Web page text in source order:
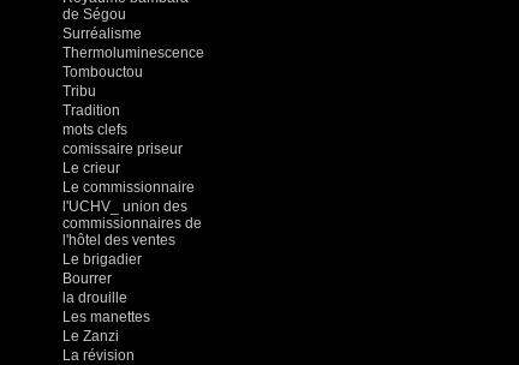
de Ségou
Surréalisme
Thermoluminescence
Tombouctou
Tribu
Tradition
mots clefs
comissaire priseur
Le crieur
Le commissionnaire
l'UCHV_ union des
commissionnaires de
l'hôtel des ventes
Le brigadier
Bourrer
la drouille
Les manettes
Le Zanzi
La révision